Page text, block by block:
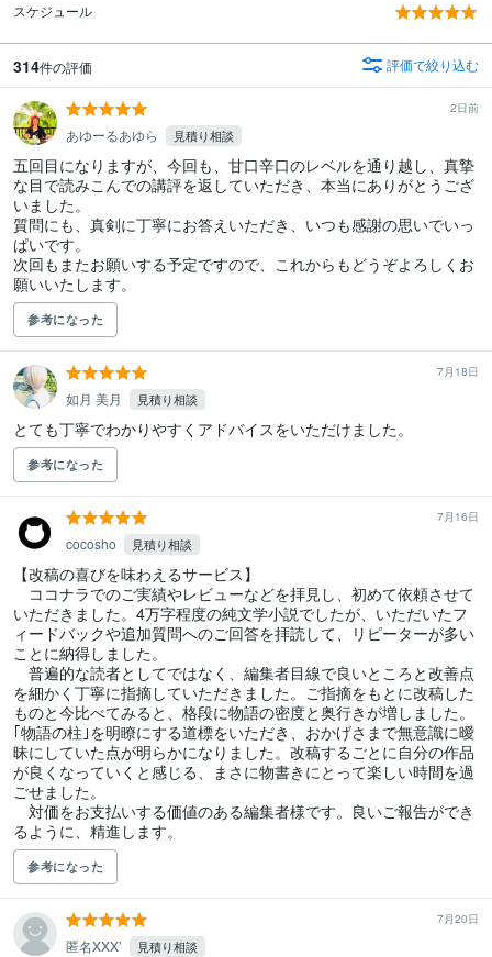
スケジュール
314件の評価 評価で絞り込む
2日前
あゆーるあゆら 見積り相談
五回目になりますが、今回も、甘口辛口のレベルを通り越し、真摯
な目で読みこんでの講評を返していただき、本当にありがとうござ
いました。
質問にも、真剣に丁寧にお答えいただき、いつも感謝の思いでいっ
ぱいです。
次回もまたお願いする予定ですので、これからもどうぞよろしくお
願いいたします。
参考になった
7月18日
如月 美月 見積り相談
とても丁寧でわかりやすくアドバイスをいただけました。
参考になった
7月16日
cocosho 見積り相談
【改稿の喜びを味わえるサービス】
ココナラでのご実績やレビューなどを拝見し、初めて依頼させて
いただきました。4万字程度の純文学小説でしたが、いただいたフ
ィードバックや追加質問へのご回答を拝読して、リピーターが多い
ことに納得しました。
普遍的な読者としてではなく、編集者目線で良いところと改善点
を細かく丁寧に指摘していただきました。ご指摘をもとに改稿した
ものと今比べてみると、格段に物語の密度と奥行きが増しました。
｢物語の柱｣を明瞭にする道標をいただき、おかげさまで無意識に曖
昧にしていた点が明らかになりました。改稿するごとに自分の作品
が良くなっていくと感じる、まさに物書きにとって楽しい時間を過
ごせました。
対価をお支払いする価値のある編集者様です。良いご報告ができ
るように、精進します。
参考になった
7月20日
匿名XXX’ 見積り相談